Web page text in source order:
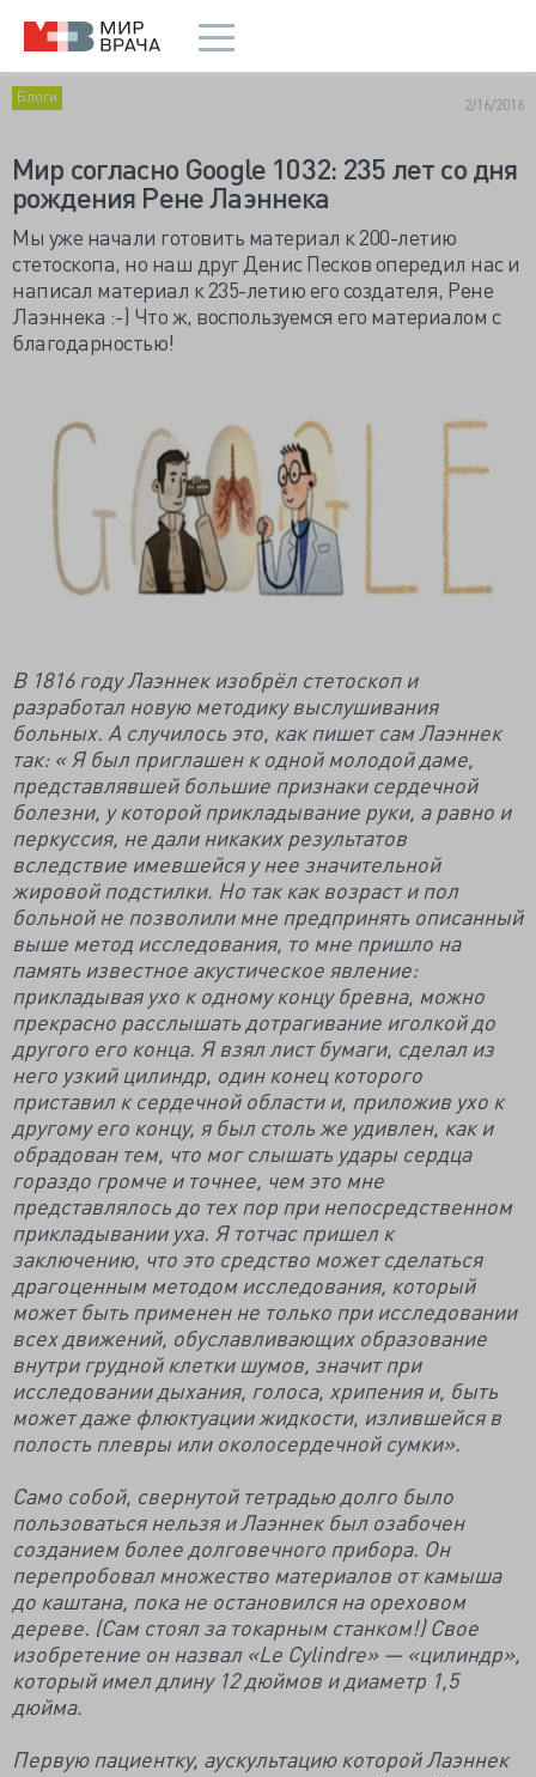
Блоги 2/16/2016
Мир согласно Google 1032: 235 лет со дня
рождения Рене Лаэннека
Мы уже начали готовить материал к 200-летию
стетоскопа, но наш друг Денис Песков опередил нас и
написал материал к 235-летию его создателя, Рене
Лаэннека :-) Что ж, воспользуемся его материалом с
благодарностью!
В 1816 году Лаэннек изобрёл стетоскоп и
разработал новую методику выслушивания
больных. А случилось это, как пишет сам Лаэннек
так: « Я был приглашен к одной молодой даме,
представлявшей большие признаки сердечной
болезни, у которой прикладывание руки, а равно и
перкуссия, не дали никаких результатов
вследствие имевшейся у нее значительной
жировой подстилки. Но так как возраст и пол
больной не позволили мне предпринять описанный
выше метод исследования, то мне пришло на
память известное акустическое явление:
прикладывая ухо к одному концу бревна, можно
прекрасно расслышать дотрагивание иголкой до
другого его конца. Я взял лист бумаги, сделал из
него узкий цилиндр, один конец которого
приставил к сердечной области и, приложив ухо к
другому его концу, я был столь же удивлен, как и
обрадован тем, что мог слышать удары сердца
гораздо громче и точнее, чем это мне
представлялось до тех пор при непосредственном
прикладывании уха. Я тотчас пришел к
заключению, что это средство может сделаться
драгоценным методом исследования, который
может быть применен не только при исследовании
всех движений, обуславливающих образование
внутри грудной клетки шумов, значит при
исследовании дыхания, голоса, хрипения и, быть
может даже флюктуации жидкости, излившейся в
полость плевры или околосердечной сумки».
Само собой, свернутой тетрадью долго было
пользоваться нельзя и Лаэннек был озабочен
созданием более долговечного прибора. Он
перепробовал множество материалов от камыша
до каштана, пока не остановился на ореховом
дереве. (Сам стоял за токарным станком!) Свое
изобретение он назвал «Le Cylindre» — «цилиндр»,
который имел длину 12 дюймов и диаметр 1,5
дюйма.
Первую пациентку, аускультацию которой Лаэннек